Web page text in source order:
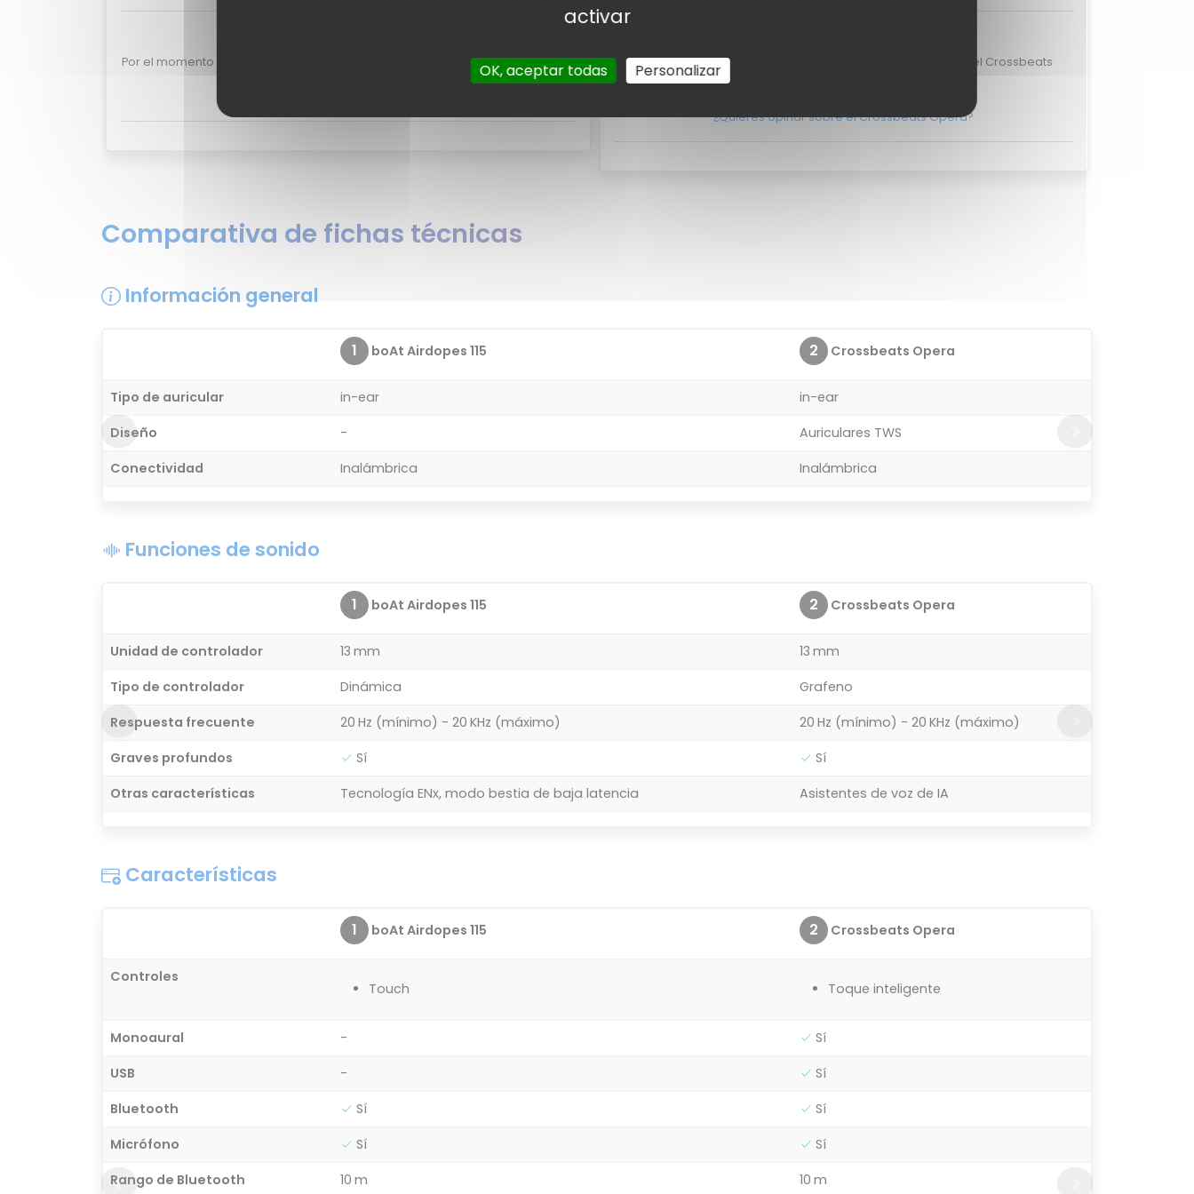
Por el momento no existen valoraciones de usuarios para el boAt Airdopes 115.
Por el momento no existen valoraciones de usuarios para el Crossbeats
¿Quieres opinar sobre el Crossbeats Opera?
Comparativa de fichas técnicas
Información general
1 boAt Airdopes 115 2 Crossbeats Opera
Tipo de auricular in-ear
in-ear
Diseño
-
Auriculares TWS
Conectividad
Inalámbrica Inalámbrica
Funciones de sonido
1 boAt Airdopes 115 2 Crossbeats Opera
Unidad de controlador 13 mm
13 mm
Tipo de controlador
Dinámica
Grafeno
Respuesta frecuente
20 Hz (mínimo) - 20 KHz (máximo)
20 Hz (mínimo) - 20 KHz (máximo)
Graves profundos
Sí
Sí
Otras características
Tecnología ENx, modo bestia de baja latencia Asistentes de voz de IA
Características
1 boAt Airdopes 115 2 Crossbeats Opera
Controles
Touch Toque inteligente
Monoaural -
Sí
USB
-
Sí
Bluetooth
Sí
Sí
Micrófono
Sí
Sí
Rango de Bluetooth
10 m 10 m
activar
OK, aceptar todas Personalizar